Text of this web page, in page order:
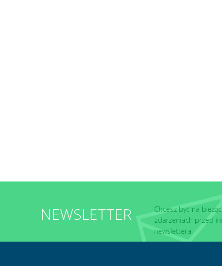
NEWSLETTER
Chcesz być na
zdarzeniach przed
newslettera!